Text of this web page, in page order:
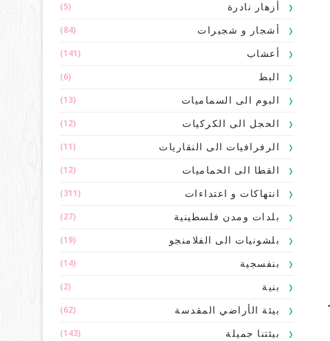
أزهار نادرة (5)
أشجار و شجيرات (84)
أعشاب (141)
البط (6)
البوم الى السماميات (13)
الحجل الى الكركيات (12)
الرفرافيات الى النقاريات (11)
القطا الى الحماميات (12)
انتهاكات و اعتداءات (311)
بلدات ومدن فلسطينية (27)
بلشونيات الى الفلامنجو (19)
بنفسجية (14)
بنية (2)
بيئة الأراضي المقدسة (62)
بيئتنا جميلة (143)